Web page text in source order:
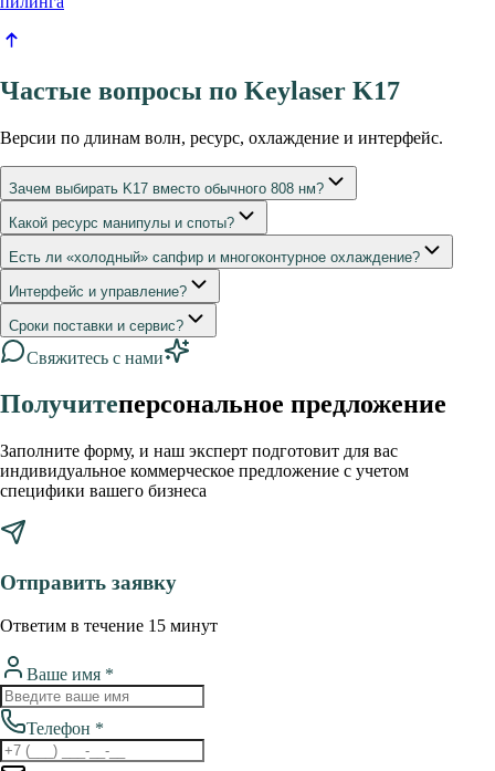
Частые вопросы по Keylaser K17
Версии по длинам волн, ресурс, охлаждение и интерфейс.
Зачем выбирать K17 вместо обычного 808 нм?
Какой ресурс манипулы и споты?
Есть ли «холодный» сапфир и многоконтурное охлаждение?
Интерфейс и управление?
Сроки поставки и сервис?
Свяжитесь с нами
Получитеперсональное предложение
Заполните форму, и наш эксперт подготовит для вас
индивидуальное коммерческое предложение с учетом
специфики вашего бизнеса
Отправить заявку
Ответим в течение 15 минут
Ваше имя *
Телефон *